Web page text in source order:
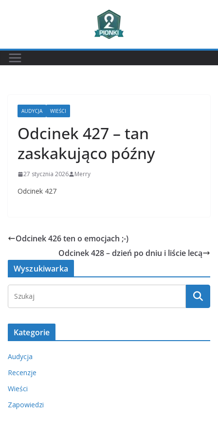
AUDYCJA WIEŚCI
Odcinek 427 – tan
zaskakująco późny
27 stycznia 2026 Merry
Odcinek 427
Odcinek 426 ten o emocjach ;-)
Odcinek 428 – dzień po dniu i liście lecą
Wyszukiwarka
Kategorie
Audycja
Recenzje
Wieści
Zapowiedzi